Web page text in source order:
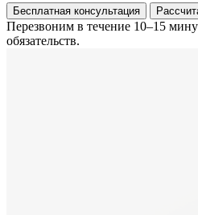
Бесплатная консультация
Перезвоним в течение 10–15
обязательств.